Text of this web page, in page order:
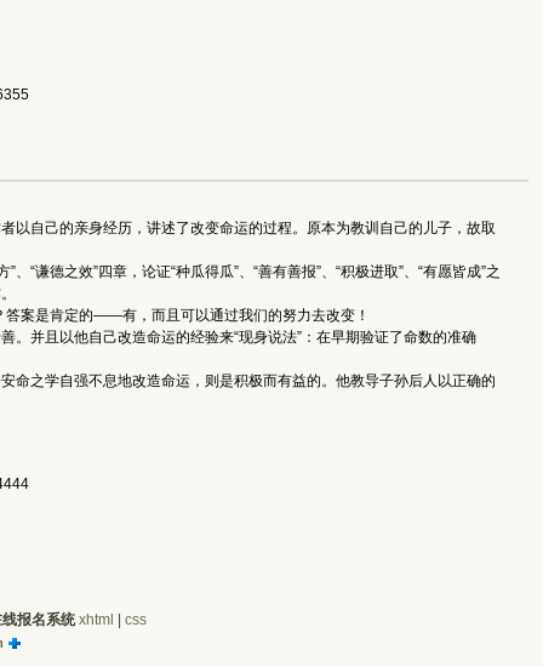
自己的亲身经历，讲述了改变命运的过程。原本为教训自己的儿子，故取
德之效”四章，论证“种瓜得瓜”、“善有善报”、“积极进取”、“有愿皆成”之
案是肯定的——有，而且可以通过我们的努力去改变！
并且以他自己改造命运的经验来“现身说法”：在早期验证了命数的准确
之学自强不息地改造命运，则是积极而有益的。他教导子孙后人以正确的
报名系统 xhtml css